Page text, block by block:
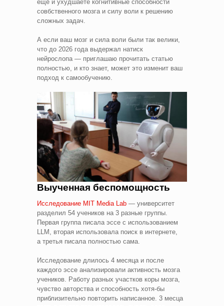
ещё и ухудшаете когнитивные способности
совбственного мозга и силу воли к решению
сложных задач.
А если ваш мозг и сила воли были так велики,
что до 2026 года выдержал натиск
нейрослопа — приглашаю прочитать статью
полностью, и кто знает, может это изменит ваш
подход к самообучению.
Выученная беспомощность
Исследование MIT Media Lab — университет
разделил 54 учеников на 3 разные группы.
Первая группа писала эссе с использованием
LLM, вторая использовала поиск в интернете,
а третья писала полностью сама.
Исследование длилось 4 месяца и после
каждого эссе анализировали активность мозга
учеников. Работу разных участков коры мозга,
чувство авторства и способность хотя‑бы
приблизительно повторить написанное. 3 месца